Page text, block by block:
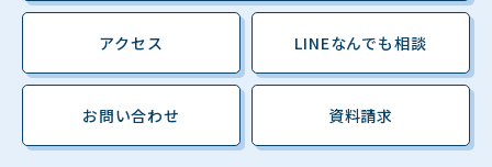
アクセス LINEなんでも相談
お問い合わせ 資料請求